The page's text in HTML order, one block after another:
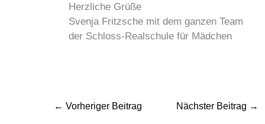
Herzliche Grüße
Svenja Fritzsche mit dem ganzen Team
der Schloss-Realschule für Mädchen
← Vorheriger Beitrag Nächster Beitrag →